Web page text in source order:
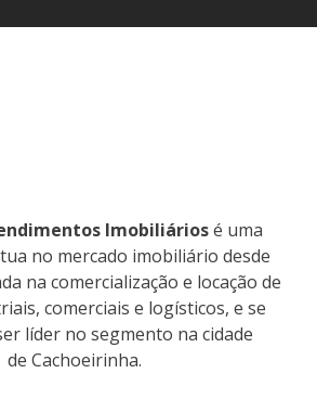
Imobiliáriosé uma
no mercado imobiliário desde
na comercialização e locação de
comerciais e logísticos, e se
líder no segmento na cidade
de Cachoeirinha.